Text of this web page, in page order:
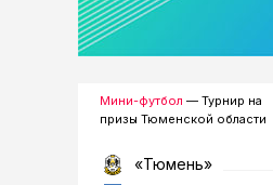
Мини-футбол — Турнир на
призы Тюменской области
«Тюмень»